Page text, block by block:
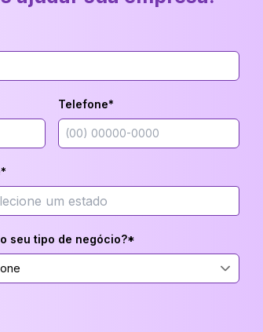
Telefone*
seu tipo de negócio?*